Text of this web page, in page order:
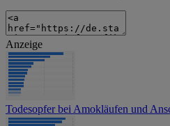
Anzeige
Todesopfer bei Amokläufen und